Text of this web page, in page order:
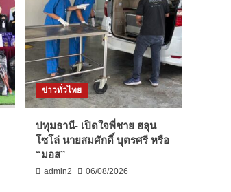
ข่าวทั่วไทย
ปทุมธานี- เปิดใจพี่ชาย ฮลุน
โซโล่ นายสมศักดิ์ บุตรศรี หรือ
“มอส”
admin2 06/08/2026